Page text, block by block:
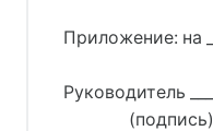
Приложение: на
Руководитель
(подпись)